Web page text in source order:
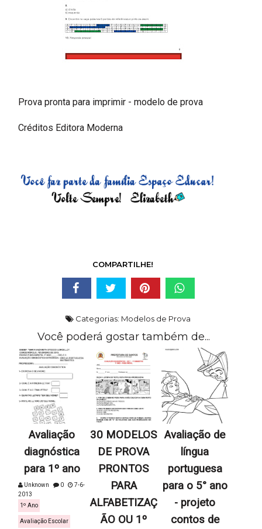
Prova pronta para imprimir - modelo de prova
Créditos Editora Moderna
COMPARTILHE!
Categorias: Modelos de Prova
Você poderá gostar também de...
Avaliação
diagnóstica
para 1º ano
Unknown 0
7-6-
2013
1º Ano
Avaliação Escolar
30 MODELOS
DE PROVA
PRONTOS
PARA
ALFABETIZAÇ
ÃO OU 1º
Avaliação de
língua
portuguesa
para o 5° ano
- projeto
contos de